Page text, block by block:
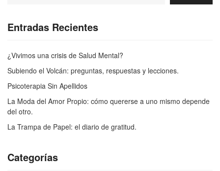
Entradas Recientes
¿Vivimos una crisis de Salud Mental?
Subiendo el Volcán: preguntas, respuestas y lecciones.
Psicoterapia Sin Apellidos
La Moda del Amor Propio: cómo quererse a uno mismo depende
del otro.
La Trampa de Papel: el diario de gratitud.
Categorías